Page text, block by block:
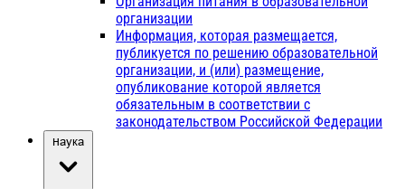
организации
Информация, которая размещается,
публикуется по решению образовательной
организации, и (или) размещение,
опубликование которой является
обязательным в соответствии с
законодательством Российской Федерации
Наука